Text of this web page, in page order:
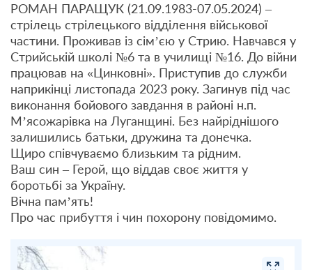
РОМАН ПАРАЩУК (21.09.1983-07.05.2024) –
стрілець стрілецького відділення військової
частини. Проживав із сімʼєю у Стрию. Навчався у
Стрийській школі №6 та в училищі №16. До війни
працював на «Цинковні». Приступив до служби
наприкінці листопада 2023 року. Загинув під час
виконання бойового завдання в районі н.п.
Мʼясожарівка на Луганщині. Без найріднішого
залишились батьки, дружина та донечка.
Щиро співчуваємо близьким та рідним.
Ваш син – Герой, що віддав своє життя у
боротьбі за Україну.
Вічна пам’ять!
Про час прибуття і чин похорону повідомимо.